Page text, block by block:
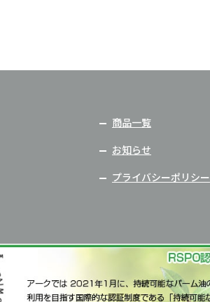
商品一覧
お知らせ
プライバシーポリシー